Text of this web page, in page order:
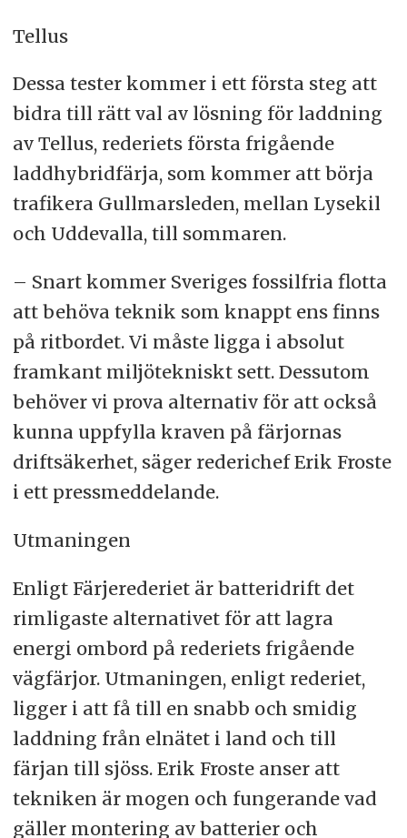
Tellus
Dessa tester kommer i ett första steg att
bidra till rätt val av lösning för laddning
av Tellus, rederiets första frigående
laddhybridfärja, som kommer att börja
trafikera Gullmarsleden, mellan Lysekil
och Uddevalla, till sommaren.
– Snart kommer Sveriges fossilfria flotta
att behöva teknik som knappt ens finns
på ritbordet. Vi måste ligga i absolut
framkant miljötekniskt sett. Dessutom
behöver vi prova alternativ för att också
kunna uppfylla kraven på färjornas
driftsäkerhet, säger rederichef Erik Froste
i ett pressmeddelande.
Utmaningen
Enligt Färjerederiet är batteridrift det
rimligaste alternativet för att lagra
energi ombord på rederiets frigående
vägfärjor. Utmaningen, enligt rederiet,
ligger i att få till en snabb och smidig
laddning från elnätet i land och till
färjan till sjöss. Erik Froste anser att
tekniken är mogen och fungerande vad
gäller montering av batterier och